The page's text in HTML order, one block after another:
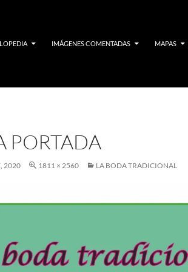
IMÁGENES COMENTADAS MAPAS
PORTADA
2020 1811 × 2560 LA BODA TRADICIONAL